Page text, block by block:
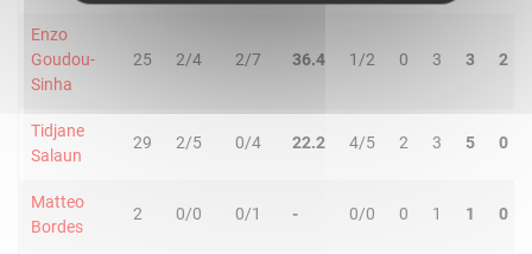
Enzo
Goudou-
Sinha
25 2/4 2/7 36.4 1/2 0 3 3 2
Tidjane
Salaun
29 2/5 0/4 22.2 4/5 2 3 5 0
Matteo
Bordes
2 0/0 0/1 - 0/0 0 1 1 0